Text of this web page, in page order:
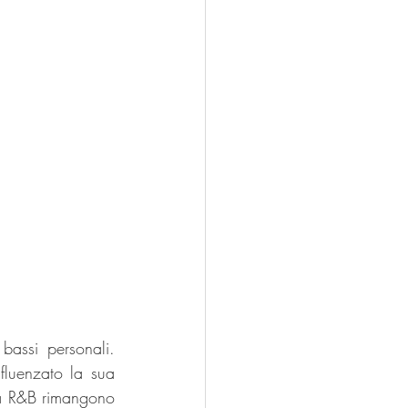
personali.
la sua
rimangono